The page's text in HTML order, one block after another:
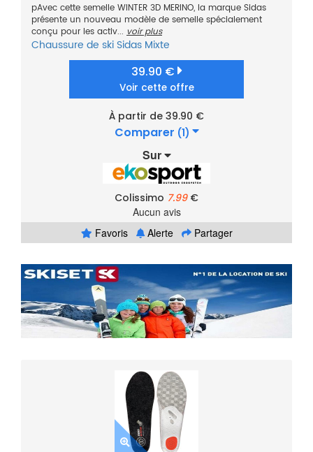
pAvec cette semelle WINTER 3D MERINO, la marque Sidas
présente un nouveau modèle de semelle spécialement
conçu pour les activ... voir plus
Chaussure de ski Sidas Mixte
39.90 €
Voir cette offre
À partir de 39.90 €
Comparer (1)
Sur
Colissimo 7.99€
Aucun avis
Favoris
Alerte Partager